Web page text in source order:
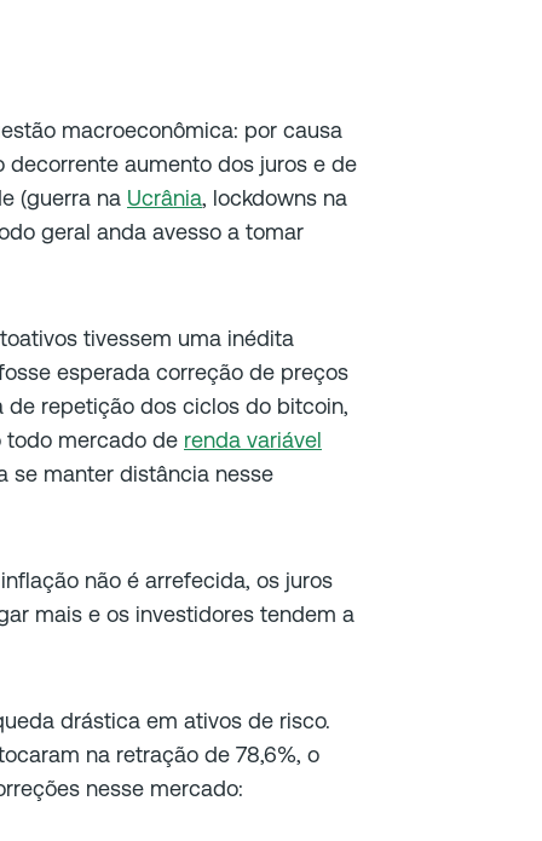
macroeconômica: por causa
aumento dos juros e de
(guerra na Ucrânia, lockdowns na
geral anda avesso a tomar
tivessem uma inédita
esperada correção de preços
de repetição dos ciclos do bitcoin,
todo mercado de renda variável
se manter distância nesse
não é arrefecida, os juros
mais e os investidores tendem a
drástica em ativos de risco.
na retração de 78,6%, o
nesse mercado: